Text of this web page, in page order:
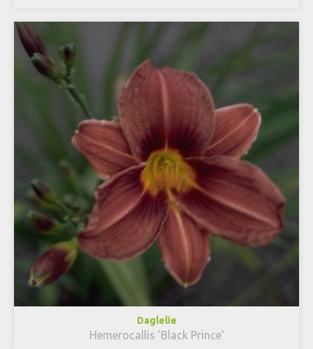
Daglelie
Hemerocallis 'Black Prince'